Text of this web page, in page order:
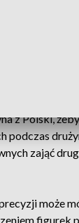
z Polski,
podczas
zająć
może
figurek